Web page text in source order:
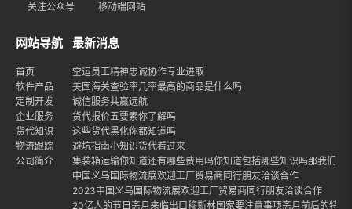
关注公众号 移动端网站
网站导航
首页
软件产品
定制开发
企业服务
货代知识
物流跟踪
公司简介
最新消息
空运员工精神忠诚协作专业进取
美国海关查验率几率最高的商品是什么吗
诚信服务共赢远航
货代报价五要素你了解吗
这些货代黑化你都知道吗
避坑指南小知识货代看过来
集装箱运输你知道还有哪些费用吗你知道包括哪些知识吗那我们就
中国义乌国际物流展欢迎工厂贸易商同行朋友洽谈合作
2023中国义乌国际物流展欢迎工厂贸易商同行朋友洽谈合作
20亿人的节日斋月来临出口穆斯林国家要注意事项斋月前后的特点